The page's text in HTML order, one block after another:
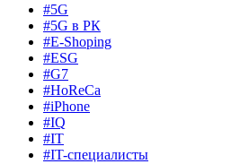
#5G
#5G в РК
#E-Shoping
#ESG
#G7
#HoReCa
#iPhone
#IQ
#IT
#IT-специалисты